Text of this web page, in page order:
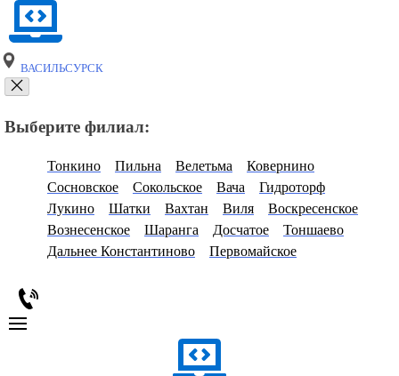
ВАСИЛЬСУРСК
Выберите филиал:
Тонкино Пильна Велетьма
Ковернино
Сосновское
Сокольское Вача
Гидроторф
Лукино
Шатки Вахтан Виля
Воскресенское
Вознесенское
Шаранга Досчатое
Тоншаево
Дальнее Константиново
Первомайское